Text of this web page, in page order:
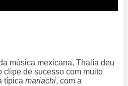
música mexicana, Thalía deu
clipe de sucesso com muito
típica mariachi, com a